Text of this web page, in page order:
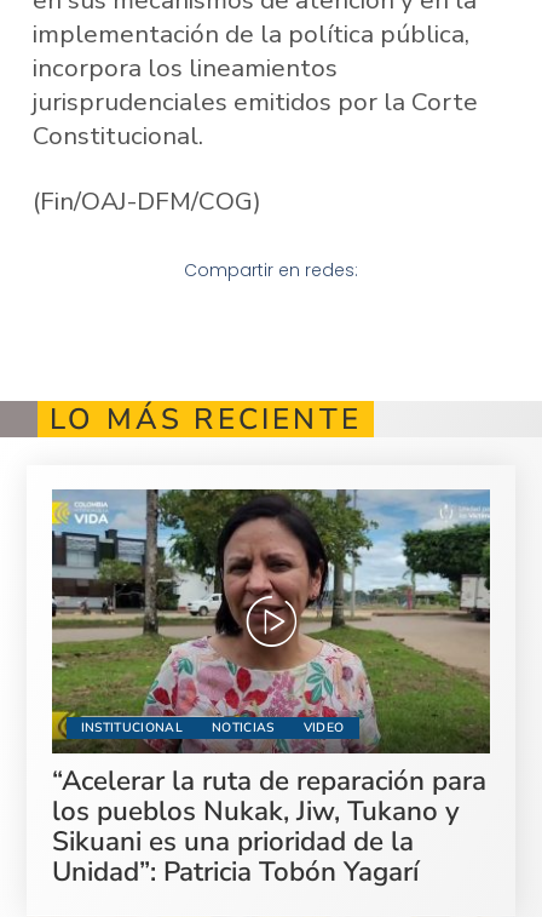
implementación de la política pública,
incorpora los lineamientos
jurisprudenciales emitidos por la Corte
Constitucional.
(Fin/OAJ-DFM/COG)
Compartir en redes:
LO MÁS RECIENTE
INSTITUCIONAL NOTICIAS VIDEO
“Acelerar la ruta de reparación para
los pueblos Nukak, Jiw, Tukano y
Sikuani es una prioridad de la
Unidad”: Patricia Tobón Yagarí